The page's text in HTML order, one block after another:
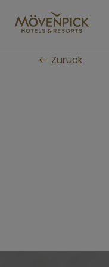
Hauptinhalt
wechseln
Zurück